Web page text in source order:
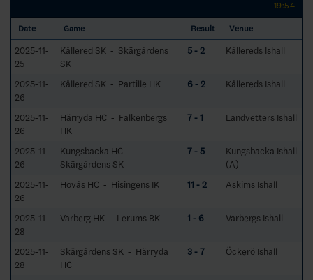
19:54
Date Game Result Venue
2025-11-
25
Kållered SK - Skärgårdens
SK
5 - 2 Kållereds Ishall
2025-11-
26
Kållered SK - Partille HK 6 - 2 Kållereds Ishall
2025-11-
26
Härryda HC - Falkenbergs
HK
7 - 1 Landvetters Ishall
2025-11-
26
Kungsbacka HC -
Skärgårdens SK
7 - 5
Kungsbacka Ishall
(A)
2025-11-
26
Hovås HC - Hisingens IK 11 - 2 Askims Ishall
2025-11-
28
Varberg HK - Lerums BK 1 - 6 Varbergs Ishall
2025-11-
28
Skärgårdens SK - Härryda
HC
3 - 7 Öckerö Ishall